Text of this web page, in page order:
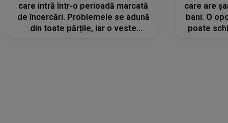
care intră într-o perioadă marcată
de încercări. Problemele se adună
din toate părțile, iar o veste
care are
bani. O
poate